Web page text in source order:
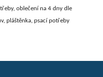
oblečení na 4 dny dle
pláštěnka, psací potřeby